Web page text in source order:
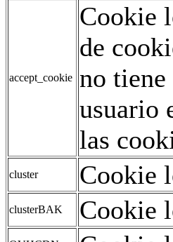
accept_cookie
Cookie
de
no tiene
usuario
las
cluster Cookie
clusterBAK Cookie